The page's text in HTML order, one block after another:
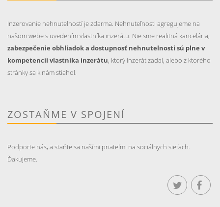
Inzerovanie nehnutelností je zdarma. Nehnuteľnosti agregujeme na
našom webe s uvedením vlastníka inzerátu. Nie sme realitná kancelária,
zabezpečenie obhliadok a dostupnosť nehnutelnosti sú plne v
kompetencií vlastníka inzerátu, ktorý inzerát zadal, alebo z ktorého
stránky sa k nám stiahol.
ZOSTAŇME V SPOJENÍ
Podporte nás, a staňte sa našími priateľmi na sociálnych sieťach.
Ďakujeme.